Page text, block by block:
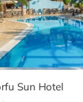
Sun Hotel